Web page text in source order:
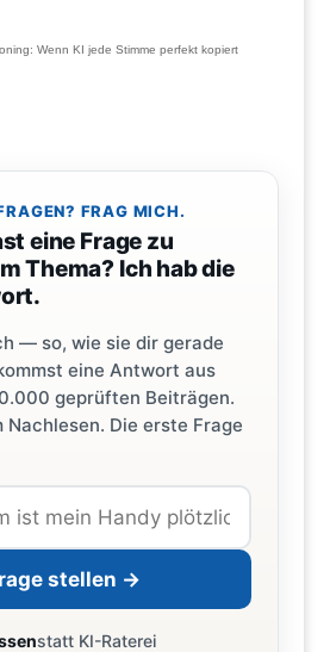
Wenn KI jede Stimme perfekt kopiert
FRAG MICH.
eine Frage zu
Thema? Ich hab die
— so, wie sie dir gerade
eine Antwort aus
geprüften Beiträgen.
Nachlesen. Die erste Frage
stellen →
statt KI-Raterei